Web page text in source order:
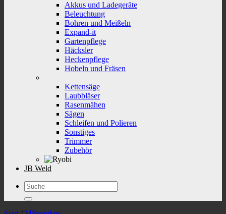
Akkus und Ladegeräte
Beleuchtung
Bohren und Meißeln
Expand-it
Gartenpflege
Häcksler
Heckenpflege
Hobeln und Fräsen
Kettensäge
Laubbläser
Rasenmähen
Sägen
Schleifen und Polieren
Sonstiges
Trimmer
Zubehör
JB Weld
Suchen
nach: